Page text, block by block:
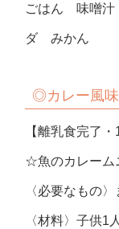
ごはん 味噌汁
ダ みかん
◎カレー風
【離乳食完了
☆魚のカレー
〈必要なもの
〈材料〉子供1